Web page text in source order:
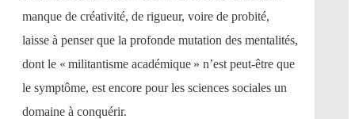
manque de créativité, de rigueur, voire de probité,
laisse à penser que la profonde mutation des mentalités,
dont le « militantisme académique » n’est peut-être que
le symptôme, est encore pour les sciences sociales un
domaine à conquérir.